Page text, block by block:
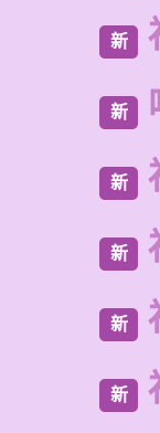
新
新
新
新
新
新